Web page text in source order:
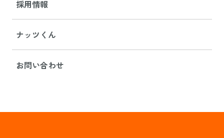
採用情報
ナッツくん
お問い合わせ